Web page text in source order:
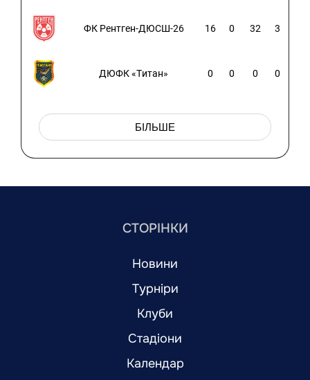
ФК Рентген-ДЮСШ-26 16 0 32 3
ДЮФК «Титан» 0 0 0 0
БІЛЬШЕ
СТОРІНКИ
Новини
Турніри
Клуби
Стадіони
Календар